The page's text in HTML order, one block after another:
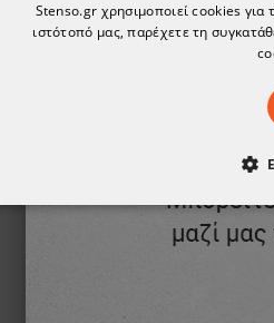
ΤΟ ΠΡΟΪΌΝ,
Stenso.gr χρησιμοποιεί cookies
ιστότοπό μας, παρέχετε τη
ΑΠΑΡΑΊΤΗΤΑ